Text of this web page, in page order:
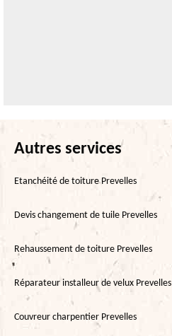
Autres services
Etanchéité de toiture Prevelles
Devis changement de tuile Prevelles
Rehaussement de toiture Prevelles
Réparateur installeur de velux Prevelles
Couvreur charpentier Prevelles